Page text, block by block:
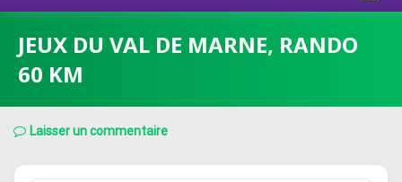
contenu
JEUX DU VAL DE MARNE, RANDO
60 KM
Laisser un commentaire